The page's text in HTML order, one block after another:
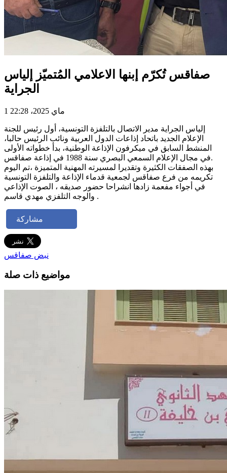
صفاقس تُكرّم إبنها الاعلامي المُتميّز إلياس
الجراية
1 ماي 2025، 22:28
إلياس الجراية مدير الاتصال بالتلفزة التونسية، أول رئيس للجنة
الإعلام الجديد باتحاد إذاعات الدول العربية ونائب الرئيس حالبا،
المنشط السابق في ميكرفون الإذاعة الوطنية، بدأ خطواته الأولى
في مجال الإعلام السمعي البصري سنة 1988 في إذاعة صفاقس.
بهذه الصفقات الكثيرة وتقديرا لمسيرته المهنية المتميزة ،تم اليوم
تكريمه من فرع صفاقس لجمعية قدماء الإذاعة والتلفزة التونسية
في أجواء مفعمة زادها انشراحا حضور صديقه ، الصوت الإذاعي
والوجه التلفزي مهدي قاسم .
مشاركة
نبض صفاقس
مواضيع ذات صلة